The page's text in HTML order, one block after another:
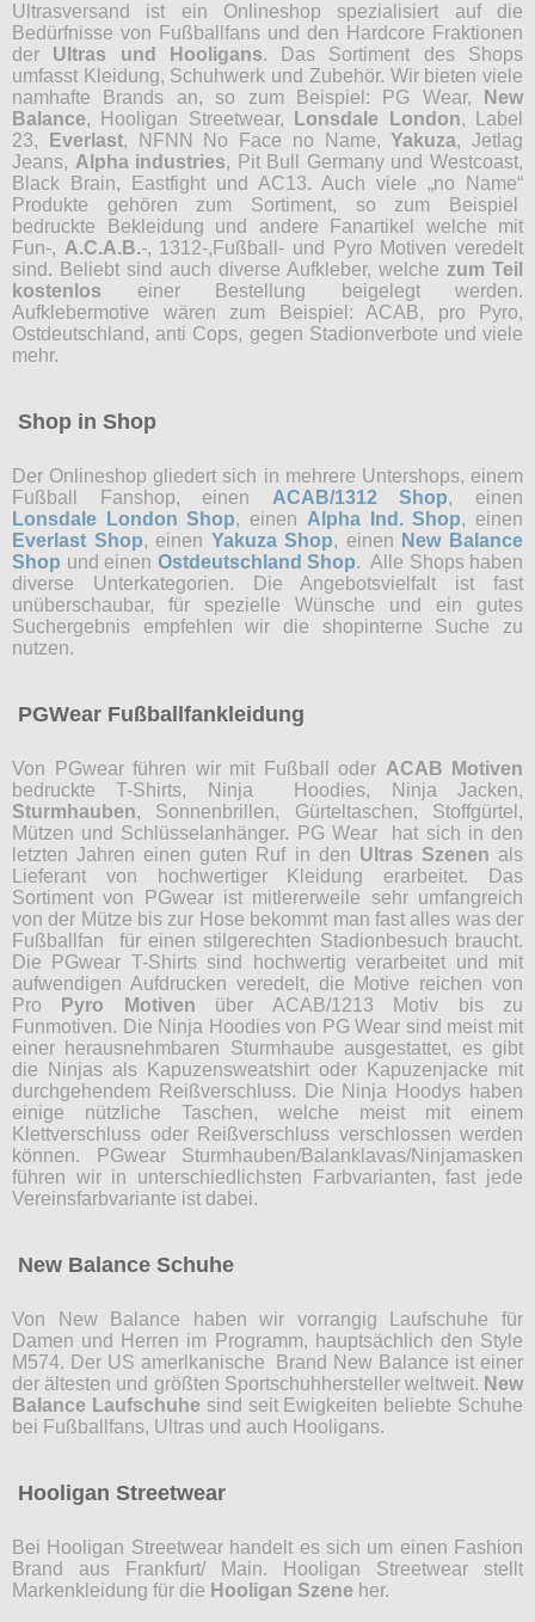
Ultrasversand ist ein Onlineshop spezialisiert auf die
Bedürfnisse von Fußballfans und den Hardcore Fraktionen
der Ultras und Hooligans. Das Sortiment des Shops
umfasst Kleidung, Schuhwerk und Zubehör. Wir bieten viele
namhafte Brands an, so zum Beispiel: PG Wear,
New
Balance, Hooligan Streetwear, Lonsdale London, Label
23,
Everlast, NFNN No Face no Name,Yakuza, Jetlag
Jeans, Alpha industries, Pit Bull Germany und Westcoast,
Black Brain, Eastfight und AC13. Auch viele „no Name“
Produkte gehören zum Sortiment, so zum Beispiel
bedruckte Bekleidung und andere Fanartikel welche mit
Fun-, A.C.A.B.-, 1312-,Fußball- und Pyro Motiven veredelt
sind. Beliebt sind auch diverse Aufkleber, welche zum Teil
kostenlos einer Bestellung beigelegt werden.
Aufklebermotive wären zum Beispiel: ACAB, pro Pyro,
Ostdeutschland, anti Cops, gegen Stadionverbote und viele
mehr.
Shop in Shop
Der Onlineshop gliedert sich in mehrere Untershops, einem
Fußball Fanshop, einen ACAB/1312 Shop, einen
Lonsdale London Shop, einen Alpha Ind. Shop, einen
Everlast Shop, einen Yakuza Shop, einen New Balance
Shop und einen Ostdeutschland Shop. Alle Shops haben
diverse Unterkategorien. Die Angebotsvielfalt ist fast
unüberschaubar, für spezielle Wünsche und ein gutes
Suchergebnis empfehlen wir die shopinterne Suche zu
nutzen.
PGWear Fußballfankleidung
Von PGwear führen wir mit Fußball oder ACAB Motiven
bedruckte T-Shirts, Ninja Hoodies, Ninja Jacken,
Sturmhauben, Sonnenbrillen, Gürteltaschen, Stoffgürtel,
Mützen und Schlüsselanhänger. PG Wear hat sich in den
letzten Jahren einen guten Ruf in den Ultras Szenen als
Lieferant von hochwertiger Kleidung erarbeitet. Das
Sortiment von PGwear ist mitlererweile sehr umfangreich
von der Mütze bis zur Hose bekommt man fast alles was der
Fußballfan für einen stilgerechten Stadionbesuch braucht.
Die PGwear T-Shirts sind hochwertig verarbeitet und mit
aufwendigen Aufdrucken veredelt, die Motive reichen von
Pro
Pyro Motiven über ACAB/1213 Motiv bis zu
Funmotiven. Die Ninja Hoodies von PG Wear sind meist mit
einer herausnehmbaren Sturmhaube ausgestattet, es gibt
die Ninjas als Kapuzensweatshirt oder Kapuzenjacke mit
durchgehendem Reißverschluss. Die Ninja Hoodys haben
einige nützliche Taschen, welche meist mit einem
Klettverschluss oder Reißverschluss verschlossen werden
können. PGwear Sturmhauben/Balanklavas/Ninjamasken
führen wir in unterschiedlichsten Farbvarianten, fast jede
Vereinsfarbvariante ist dabei.
New Balance Schuhe
Von New Balance haben wir vorrangig Laufschuhe für
Damen und Herren im Programm, hauptsächlich den Style
M574. Der US amerlkanische Brand New Balance ist einer
der ältesten und größten Sportschuhhersteller weltweit. New
Balance Laufschuhe sind seit Ewigkeiten beliebte Schuhe
bei Fußballfans, Ultras und auch Hooligans.
Hooligan Streetwear
Bei Hooligan Streetwear handelt es sich um einen Fashion
Brand aus Frankfurt/ Main. Hooligan Streetwear stellt
Markenkleidung für die Hooligan Szene her.